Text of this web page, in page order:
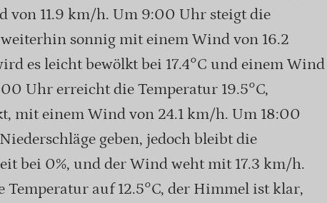
von 11.9 km/h. Um 9:00 Uhr steigt die
weiterhin sonnig mit einem Wind von 16.2
es leicht bewölkt bei 17.4°C und einem Wind
Uhr erreicht die Temperatur 19.5°C,
mit einem Wind von 24.1 km/h. Um 18:00
geben, jedoch bleibt die
bei 0%, und der Wind weht mit 17.3 km/h.
auf 12.5°C, der Himmel ist klar,